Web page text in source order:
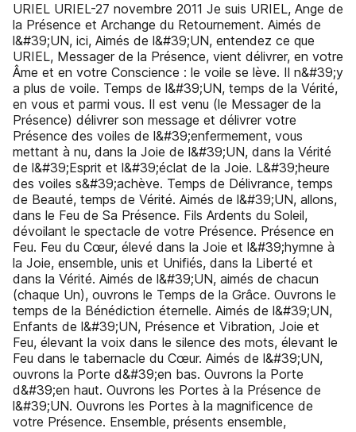
URIEL URIEL-27 novembre 2011 Je suis URIEL, Ange de
la Présence et Archange du Retournement. Aimés de
l&#39;UN, ici, Aimés de l&#39;UN, entendez ce que
URIEL, Messager de la Présence, vient délivrer, en votre
Âme et en votre Conscience : le voile se lève. Il n&#39;y
a plus de voile. Temps de l&#39;UN, temps de la Vérité,
en vous et parmi vous. Il est venu (le Messager de la
Présence) délivrer son message et délivrer votre
Présence des voiles de l&#39;enfermement, vous
mettant à nu, dans la Joie de l&#39;UN, dans la Vérité
de l&#39;Esprit et l&#39;éclat de la Joie. L&#39;heure
des voiles s&#39;achève. Temps de Délivrance, temps
de Beauté, temps de Vérité. Aimés de l&#39;UN, allons,
dans le Feu de Sa Présence. Fils Ardents du Soleil,
dévoilant le spectacle de votre Présence. Présence en
Feu. Feu du Cœur, élevé dans la Joie et l&#39;hymne à
la Joie, ensemble, unis et Unifiés, dans la Liberté et
dans la Vérité. Aimés de l&#39;UN, aimés de chacun
(chaque Un), ouvrons le Temps de la Grâce. Ouvrons le
temps de la Bénédiction éternelle. Aimés de l&#39;UN,
Enfants de l&#39;UN, Présence et Vibration, Joie et
Feu, élevant la voix dans le silence des mots, élevant le
Feu dans le tabernacle du Cœur. Aimés de l&#39;UN,
ouvrons la Porte d&#39;en bas. Ouvrons la Porte
d&#39;en haut. Ouvrons les Portes à la Présence de
l&#39;UN. Ouvrons les Portes à la magnificence de
votre Présence. Ensemble, présents ensemble,